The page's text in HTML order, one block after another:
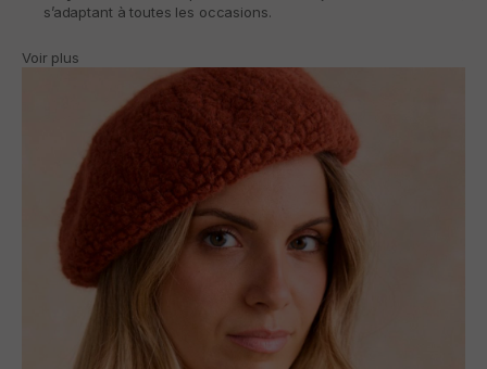
s’adaptant à toutes les occasions.
Voir plus